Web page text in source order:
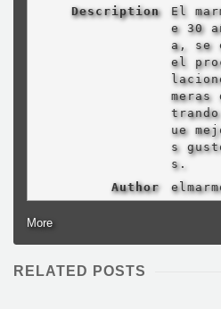
Description
El
e 30
a, se
el
meras
ue
s
s.
Author
More
RELATED POSTS